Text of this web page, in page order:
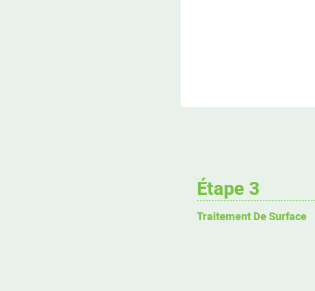
Étape 3
Traitement De Surface